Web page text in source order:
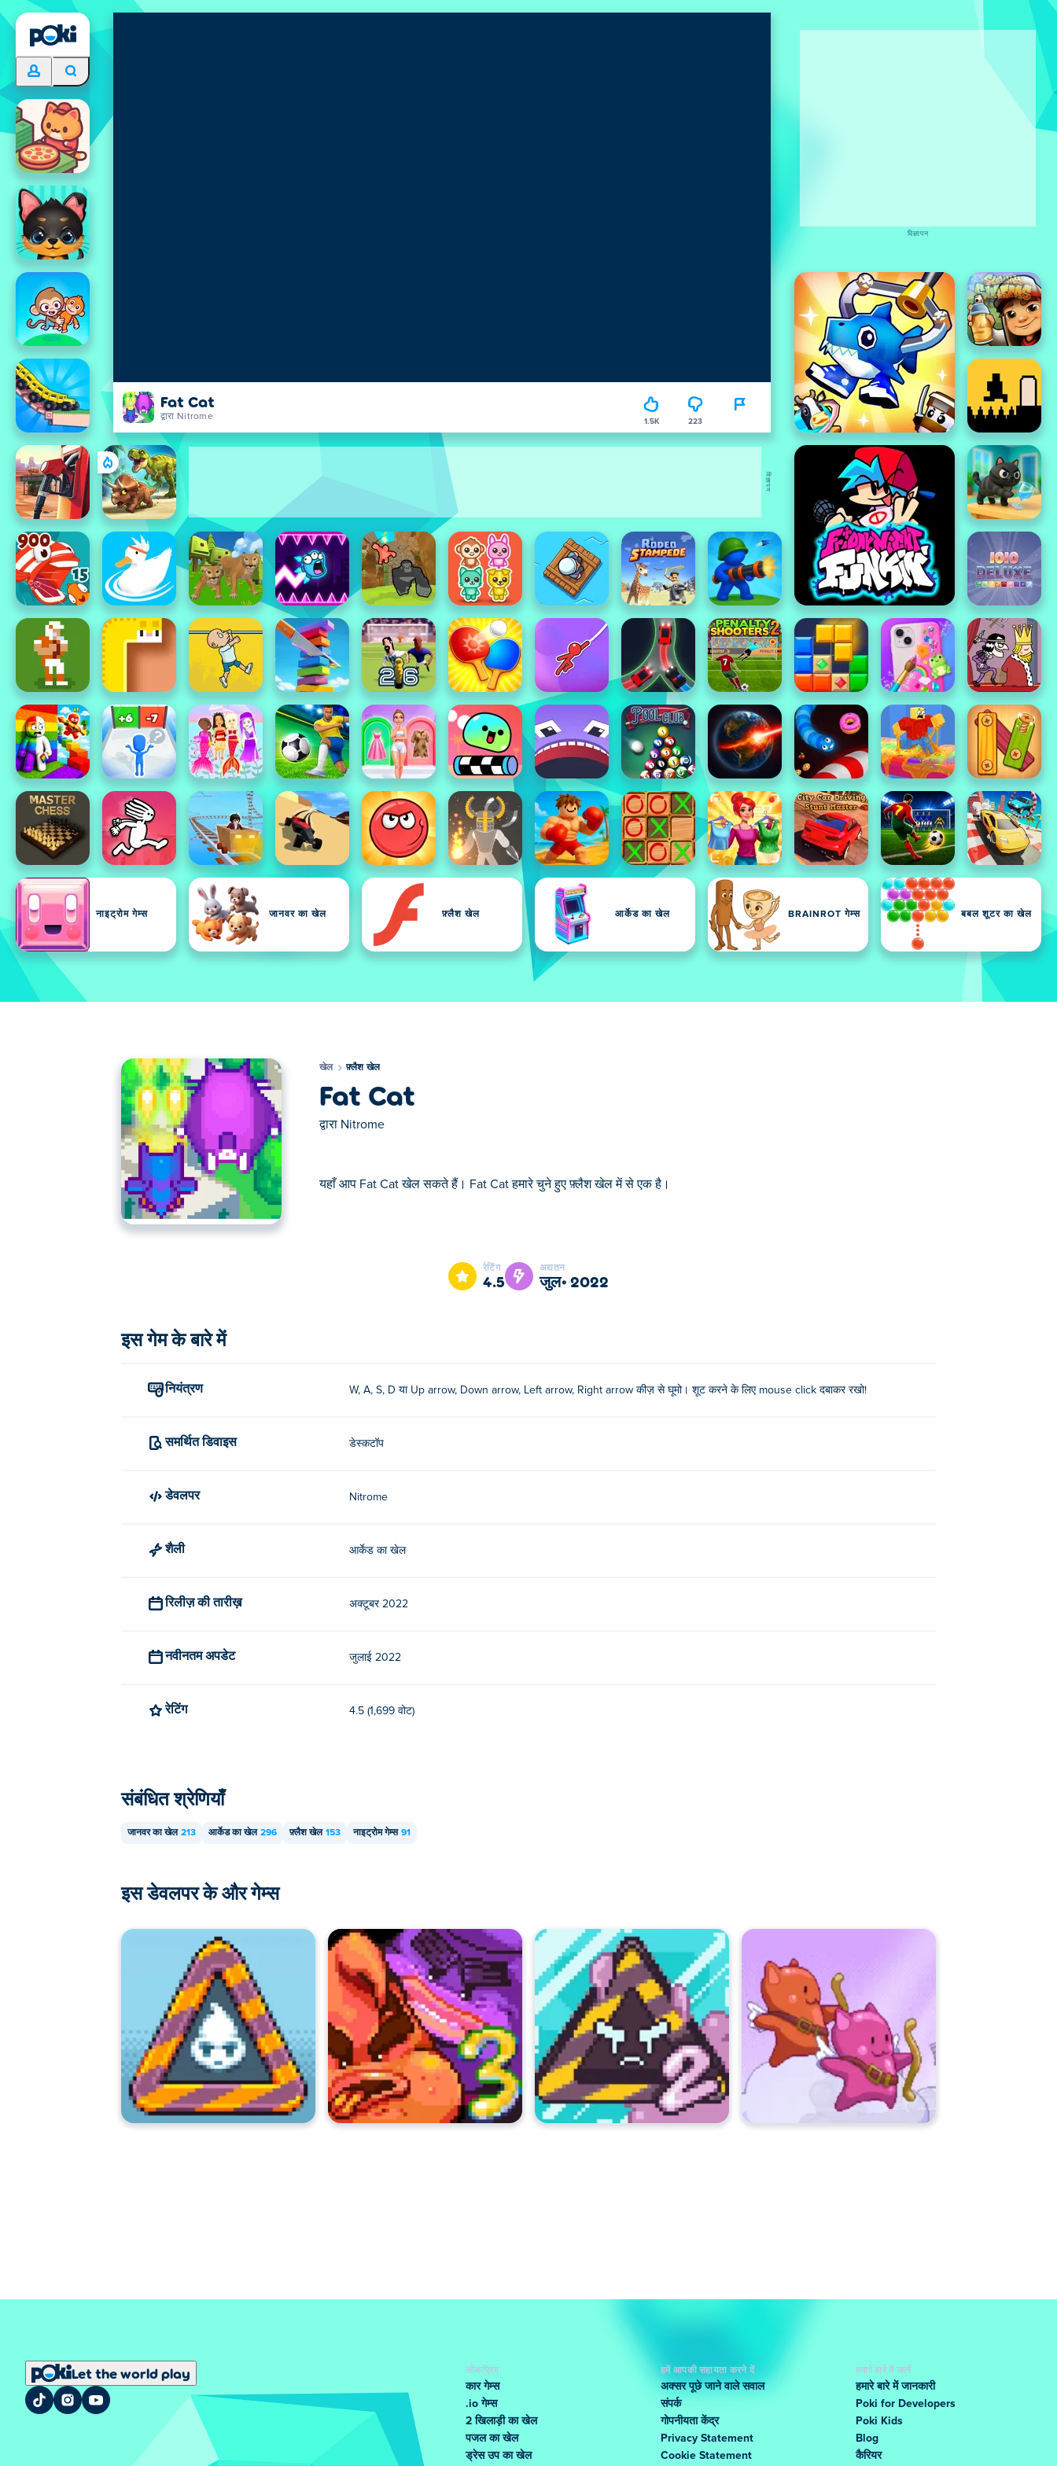
Fat Cat
द्वारा Nitrome 1.5K 223
नाइट्रोम गेम्स जानवर का खेल फ़्लैश खेल आर्केड का खेल BRAINROT गेम्स बबल शूटर का खेल
विज्ञापन
विज्ञापन
खेल फ़्लैश खेल
Fat Cat
द्वारा Nitrome
यहाँ आप Fat Cat खेल सकते हैं। Fat Cat हमारे चुने हुए फ़्लैश खेल में से एक है।
यहाँ आप Fat Cat खेल सकते हैं। Fat Cat हमारे चुने हुए फ़्लैश खेल में से एक है।
रेटिंग
4.5
अद्यतन
जुल॰ 2022
इस गेम के बारे में
नियंत्रण W, A, S, D या Up arrow, Down arrow, Left arrow, Right arrow कीज़ से घूमो। शूट करने के लिए mouse click दबाकर रखो!
समर्थित डिवाइस डेस्कटॉप
डेवलपर Nitrome
शैली आर्केड का खेल
रिलीज़ की तारीख़ अक्टूबर 2022
नवीनतम अपडेट जुलाई 2022
रेटिंग 4.5 (1,699 वोट)
संबंधित श्रेणियाँ
जानवर का खेल 213 आर्केड का खेल 296 फ़्लैश खेल 153 नाइट्रोम गेम्स 91
इस डेवलपर के और गेम्स
Let the world play
लोकप्रिय
कार गेम्स
.io गेम्स
2 खिलाड़ी का खेल
पजल का खेल
ड्रेस उप का खेल
हमें आपकी सहायता करने दें
अक्सर पूछे जाने वाले सवाल
संपर्क
गोपनीयता केंद्र
Privacy Statement
Cookie Statement
हमारे बारे में जानें
हमारे बारे में जानकारी
Poki for Developers
Poki Kids
Blog
कैरियर